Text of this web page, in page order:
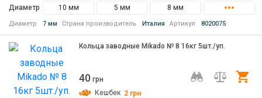
Диаметр
10 мм 5 мм 8 мм
Диаметр 7 мм Страна производитель Италия Артикул 8020075
Кольца заводные Mikado № 8 16кг 5шт./уп.
40 грн
Кешбек 2 грн